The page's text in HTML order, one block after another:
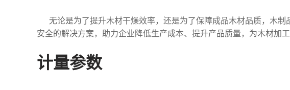
无论是为了提升木材干燥效率，还是为了保障成品木材品质，木
安全的解决方案，助力企业降低生产成本、提升产品质量，为木材加
计量参数